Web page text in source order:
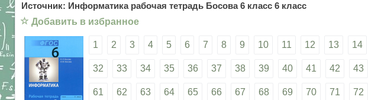
Источник: Информатика рабочая тетрадь Босова 6 класс 6 класс
☆ Добавить в избранное
1 2 3 4 5 6 7 8 9 10 11 12 13 14
32 33 34 35 36 37 38 39 40 41 42 43
61 62 63 64 65 66 67 68 69 70 71 72